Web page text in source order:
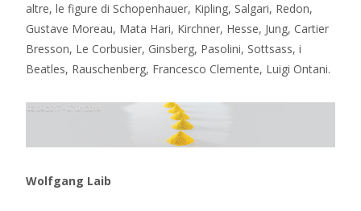
altre, le figure di Schopenhauer, Kipling, Salgari, Redon,
Gustave Moreau, Mata Hari, Kirchner, Hesse, Jung, Cartier
Bresson, Le Corbusier, Ginsberg, Pasolini, Sottsass, i
Beatles, Rauschenberg, Francesco Clemente, Luigi Ontani.
Wolfgang Laib